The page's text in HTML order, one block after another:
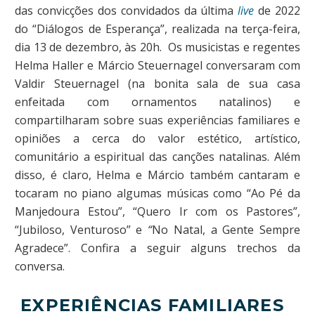
das convicções dos convidados da últimalive de 2022
do “Diálogos de Esperança”, realizada na terça-feira,
dia 13 de dezembro, às 20h. Os musicistas e regentes
Helma Haller e Márcio Steuernagel conversaram com
Valdir Steuernagel (na bonita sala de sua casa
enfeitada com ornamentos natalinos) e
compartilharam sobre suas experiências familiares e
opiniões a cerca do valor estético, artístico,
comunitário a espiritual das canções natalinas. Além
disso, é claro, Helma e Márcio também cantaram e
tocaram no piano algumas músicas como “Ao Pé da
Manjedoura Estou”, “Quero Ir com os Pastores”,
“Jubiloso, Venturoso” e “No Natal, a Gente Sempre
Agradece”. Confira a seguir alguns trechos da
conversa.
EXPERIÊNCIAS FAMILIARES